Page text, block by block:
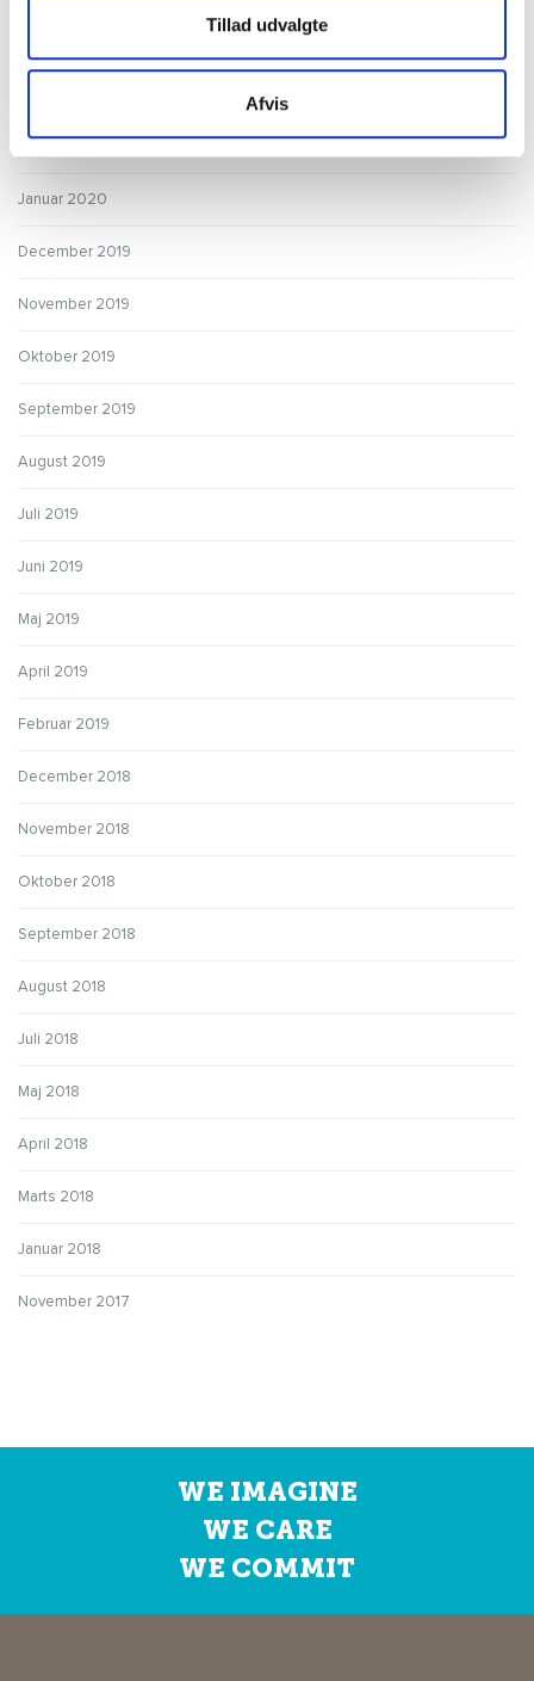
Tillad udvalgte
Afvis
Februar 2020
Januar 2020
December 2019
November 2019
Oktober 2019
September 2019
August 2019
Juli 2019
Juni 2019
Maj 2019
April 2019
Februar 2019
December 2018
November 2018
Oktober 2018
September 2018
August 2018
Juli 2018
Maj 2018
April 2018
Marts 2018
Januar 2018
November 2017
WE IMAGINE
WE CARE
WE COMMIT